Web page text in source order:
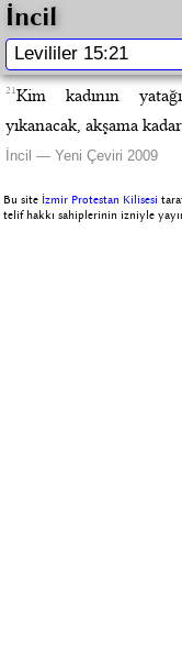
İncil
21Kim kadının
yıkanacak, akşama
İncil — Yeni Çeviri 2009
Bu site İzmir Protestan Kilisesi
telif hakkı sahiplerinin izniyle